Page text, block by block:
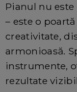
Pianul nu
– este o
creativitate,
armonioasă.
instrumente,
rezultate